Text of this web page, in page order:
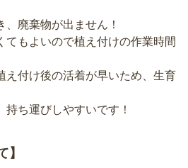
、廃棄物が出ません！
てもよいので植え付けの作業時間
え付け後の活着が早いため、生育
持ち運びしやすいです！
】